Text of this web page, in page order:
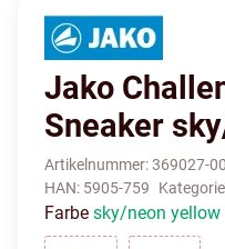
Jako
Sneaker
Artikelnummer:369027-
HAN: 5905-759
Farbe sky/neon yellow